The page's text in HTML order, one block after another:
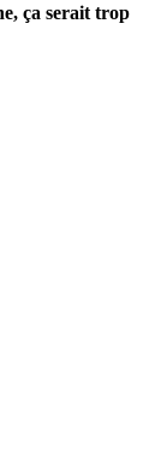
ça serait trop